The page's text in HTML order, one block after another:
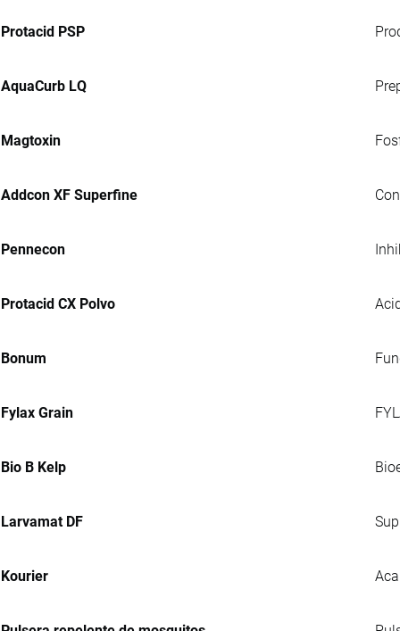
Protacid PSP
AquaCurb LQ
Magtoxin
Addcon XF Superfine
Pennecon
Protacid CX Polvo
Bonum
Fylax Grain
Bio B Kelp
Larvamat DF
Kourier